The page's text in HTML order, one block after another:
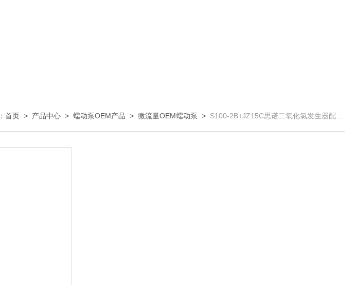
首页 > 产品中心 >蠕动泵OEM产品 >微流量OEM蠕动泵 > S100-2B+JZ15C思诺二氧化氯发生器配套蠕动泵